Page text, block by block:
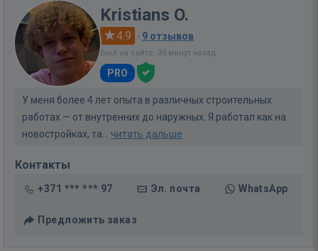
Kristians O.
4.9 · 9 отзывов
Был на сайте: 39 минут назад
PRO
У меня более 4 лет опыта в различных строительных
работах — от внутренних до наружных. Я работал как на
новостройках, та... читать дальше
Контакты
+371 *** *** 97 Эл. почта WhatsApp
Предложить заказ